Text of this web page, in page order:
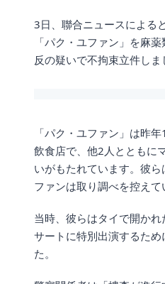
3日、聯合ニュースによる
「パク・ユファン」を麻
反の疑いで不拘束立件しま
「パク・ユファン」は昨
飲食店で、他2人とともに
いがもたれています。彼
ファンは取り調べを控えて
当時、彼らはタイで開か
サートに特別出演するた
た。